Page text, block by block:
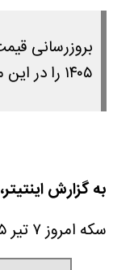
۱۴۰۵ را در این مطلب مشاهده می کنید.
به گزارش اینتیتر،
سکه امروز ۷ تیر ۱۴۰۵ را در این مطلب مشاهده می کنید.